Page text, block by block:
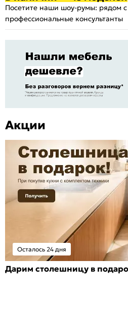
Посетите наши шоу-румы: рядом с
профессиональные консультанты
Акции
Осталось 24 дня
Дарим столешницу в